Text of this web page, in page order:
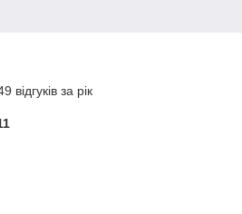
відгуків за рік